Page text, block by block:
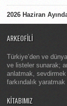
2026 Haziran
ARKEOFILI
Türkiye’den ve
ve listeler sunarak;
anlatmak,
farkındalık
KITABIMIZ